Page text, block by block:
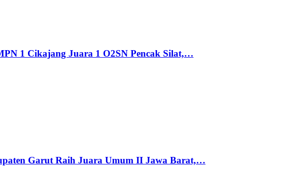
1 Cikajang Juara 1 O2SN Pencak Silat,…
Garut Raih Juara Umum II Jawa Barat,…